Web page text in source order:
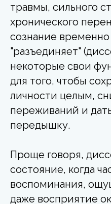
травмы, сильного
хронического
сознание
"разъединяет"
некоторые свои
для того, чтобы
личности целым,
переживаний и
передышку.
Проще говоря,
состояние, когда
воспоминания,
даже восприятие